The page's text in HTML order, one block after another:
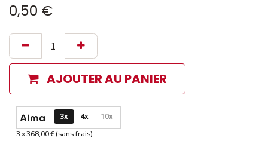
0,50 €
AJOUTER AU PANIER
Options de paiement disponibles
3x 4x 10x
Informations sur le plan de paiement sélectionné
3 x 368,00 € (sans frais)